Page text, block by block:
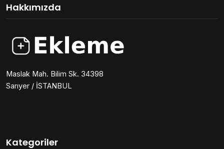
Hakkımızda
Maslak Mah. Bilim Sk. 34398
Sarıyer / İSTANBUL
Kategoriler